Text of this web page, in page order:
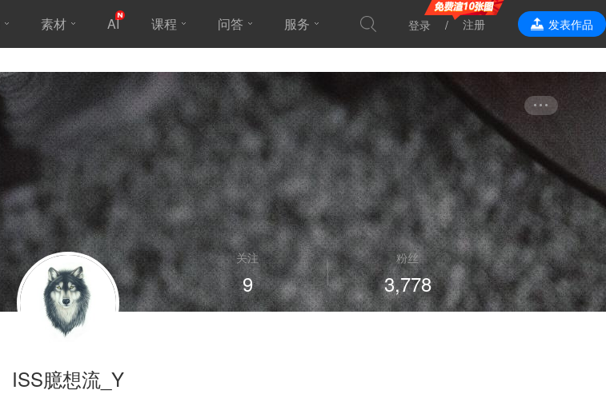
素材 AI 课程 问答 服务
效果表现
登录 注册 发表作品
关注
9
粉丝
3,778
ISS臆想流_Y